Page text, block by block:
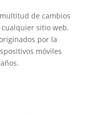
de cambios
sitio web.
por la
móviles